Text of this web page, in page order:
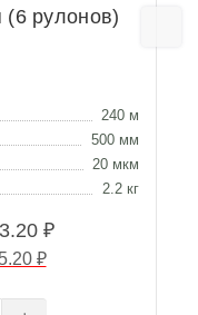
рулонов)
240 м
500 мм
20 мкм
2.2 кг
₽
₽